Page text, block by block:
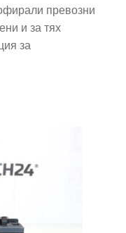
превозни
и за тях
за